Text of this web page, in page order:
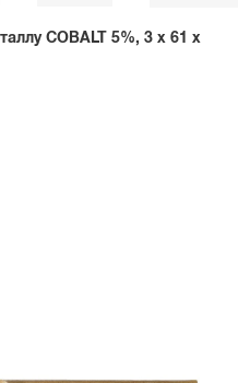
COBALT 5%, 3 x 61 x